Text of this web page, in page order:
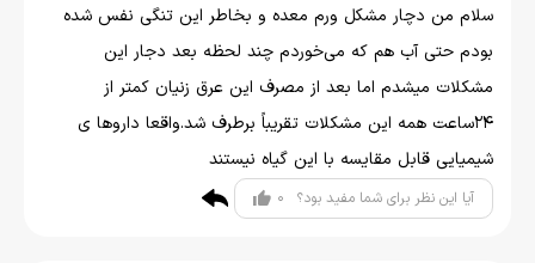
سلام من دچار مشکل ورم معده و بخاطر این تنگی نفس شده
بودم حتی آب هم که می‌خوردم چند لحظه بعد دجار این
مشکلات میشدم اما بعد از مصرف این عرق زنیان کمتر از
۲۴ساعت همه این مشکلات تقریباً برطرف شد.واقعا داروها ی
شیمیایی قابل مقایسه با این گیاه نیستند
آیا این نظر برای شما مفید بود؟ 0